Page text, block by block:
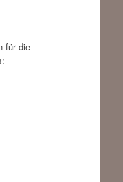
für die